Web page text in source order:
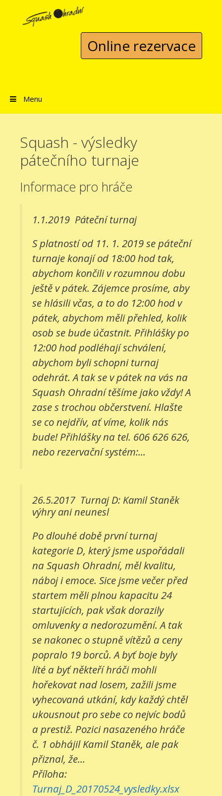
Přeskočit na obsah
Online rezervace
Menu
Squash - výsledky
pátečního turnaje
Informace pro hráče
1.1.2019 Páteční turnaj
S platností od 11. 1. 2019 se páteční
turnaje konají od 18:00 hod tak,
abychom končili v rozumnou dobu
ještě v pátek. Zájemce prosíme, aby
se hlásili včas, a to do 12:00 hod v
pátek, abychom měli přehled, kolik
osob se bude účastnit. Přihlášky po
12:00 hod podléhají schválení,
abychom byli schopni turnaj
odehrát. A tak se v pátek na vás na
Squash Ohradní těšíme jako vždy! A
zase s trochou občerstvení. Hlašte
se co nejdřív, ať víme, kolik nás
bude! Přihlášky na tel. 606 626 626,
nebo rezervační systém:...
26.5.2017 Turnaj D: Kamil Staněk
výhry ani neunesl
Po dlouhé době první turnaj
kategorie D, který jsme uspořádali
na Squash Ohradní, měl kvalitu,
náboj i emoce. Sice jsme večer před
startem měli plnou kapacitu 24
startujících, pak však dorazily
omluvenky a nedorozumění. A tak
se nakonec o stupně vítězů a ceny
popralo 19 borců. A byť boje byly
líté a byť někteří hráči mohli
hořekovat nad losem, zažili jsme
vyhecovaná utkání, kdy každý chtěl
ukousnout pro sebe co nejvíc bodů
a prestiž. Pozici nasazeného hráče
č. 1 obhájil Kamil Staněk, ale pak
přiznal, že...
Příloha:
Turnaj_D_20170524_vysledky.xlsx